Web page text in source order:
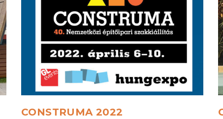
CONSTRUMA 2022